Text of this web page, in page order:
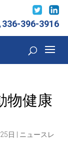
336-396-3916
物健康
日
ニュースレ